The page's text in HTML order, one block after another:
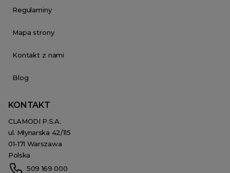
Regulaminy
Mapa strony
Kontakt z nami
Blog
KONTAKT
CLAMODI P.S.A.
ul. Młynarska 42/115
01-171 Warszawa
Polska
509 169 000